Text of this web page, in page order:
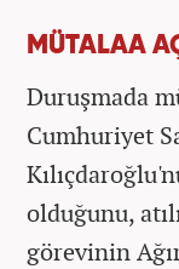
MÜTALAA
Duruşmada
Cumhuriyet
olduğunu,
görevinin